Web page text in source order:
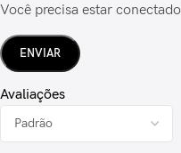
Avaliações
Você precisa estar